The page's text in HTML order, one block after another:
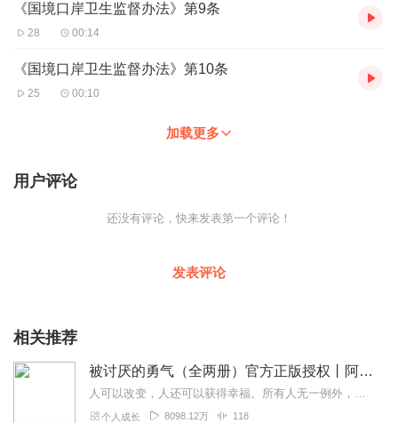
《国境口岸卫生监督办法》第9条
28 00:14
《国境口岸卫生监督办法》第10条
25 00:10
加载更多
用户评论
还没有评论，快来发表第一个评论！
发表评论
相关推荐
被讨厌的勇气（全两册）官方正版授权丨阿德勒心理学畅销经典｜幸福的勇气
人可以改变，人还可以获得幸福。所有人无一例外，都能如此。——阿德勒心理学一名深陷自卑、无能与不幸福的青年，听到了一名哲人主张的“世界无比单纯，人人都能幸福”便来...
个人成长 8098.12万 118